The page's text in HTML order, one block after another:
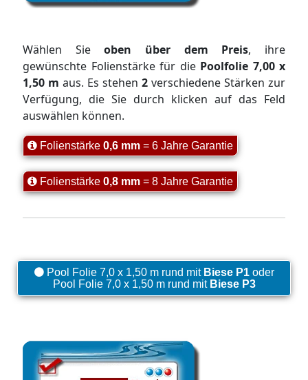
Wählen Sieoben über dem Preis, ihre
gewünschte Folienstärke für die Poolfolie 7,00 x
1,50 m aus. Es stehen 2 verschiedene Stärken zur
Verfügung, die Sie durch klicken auf das Feld
auswählen können.
Folienstärke 0,6 mm = 6 Jahre Garantie
Folienstärke 0,8 mm = 8 Jahre Garantie
Pool Folie 7,0 x 1,50 m rund mit Biese P1oder
Pool Folie 7,0 x 1,50 m rund mit Biese P3